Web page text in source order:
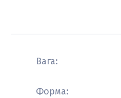
Вага:
Форма: